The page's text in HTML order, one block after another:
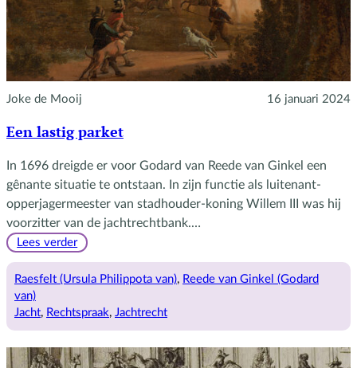
Joke de Mooij 16 januari 2024
Een lastig parket
In 1696 dreigde er voor Godard van Reede van Ginkel een
gênante situatie te ontstaan. In zijn functie als luitenant-
opperjagermeester van stadhouder-koning Willem III was hij
voorzitter van de jachtrechtbank.…
Lees verder:
lastig
Raesfelt (Ursula Philippota van), Reede van Ginkel (Godard
van)
Jacht, Rechtspraak, Jachtrecht